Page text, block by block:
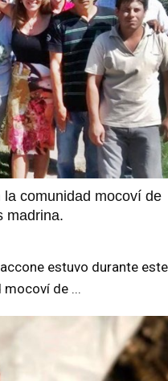
comunidad mocoví de
madrina.
estuvo durante este
de ...